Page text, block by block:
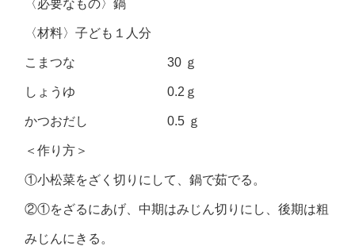
〈必要なもの〉鍋
〈材料〉子ども１人分
こまつな 30 ｇ
しょうゆ 0.2ｇ
かつおだし 0.5 ｇ
＜作り方＞
①小松菜をざく切りにして、鍋で茹でる。
②①をざるにあげ、中期はみじん切りにし、後期は粗
みじんにきる。